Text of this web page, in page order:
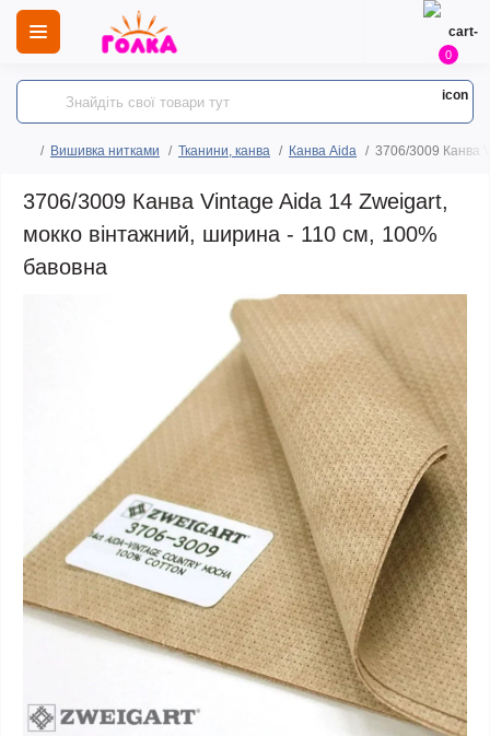
0
Вишивка нитками Тканини, канва Канва Aida 3706/3009 Канва
3706/3009 Канва Vintage Aida 14 Zweigart,
мокко вінтажний, ширина - 110 см, 100%
бавовна